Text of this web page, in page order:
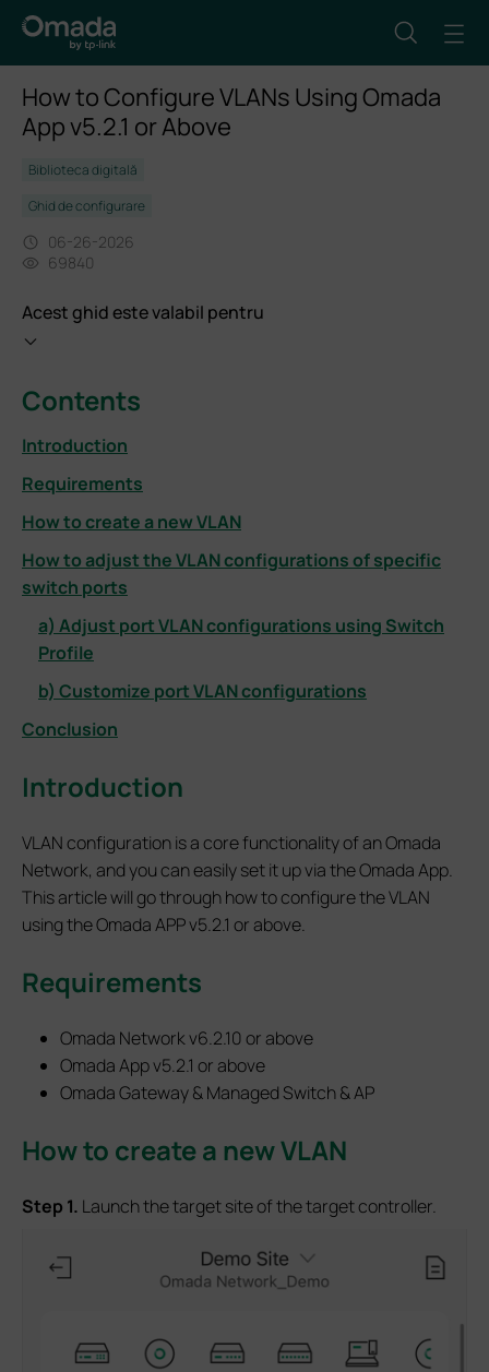
How to Configure VLANs Using Omada
App v5.2.1 or Above
Biblioteca digitală
Ghid de configurare
06-26-2026
69840
Acest ghid este valabil pentru
Contents
Introduction
Requirements
How to create a new VLAN
How to adjust the VLAN configurations of specific
switch ports
a) Adjust port VLAN configurations using Switch
Profile
b) Customize port VLAN configurations
Conclusion
Introduction
VLAN configuration is a core functionality of an Omada
Network, and you can easily set it up via the Omada App.
This article will go through how to configure the VLAN
using the Omada APP v5.2.1 or above.
Requirements
Omada Network v6.2.10 or above
Omada App v5.2.1 or above
Omada Gateway & Managed Switch & AP
How to create a new VLAN
Step 1. Launch the target site of the target controller.